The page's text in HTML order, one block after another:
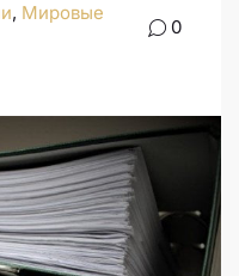
, Мировые
0